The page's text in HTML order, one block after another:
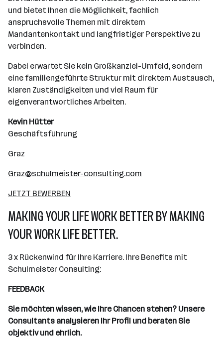
und bietet Ihnen die Möglichkeit, fachlich
anspruchsvolle Themen mit direktem
Mandantenkontakt und langfristiger Perspektive zu
verbinden.
Dabei erwartet Sie kein Großkanzlei-Umfeld, sondern
eine familiengeführte Struktur mit direktem Austausch,
klaren Zuständigkeiten und viel Raum für
eigenverantwortliches Arbeiten.
Kevin Hütter
Geschäftsführung
Graz
Graz@schulmeister-consulting.com
JETZT BEWERBEN
MAKING YOUR LIFE WORK BETTER BY MAKING
YOUR WORK LIFE BETTER.
3 x Rückenwind für Ihre Karriere. Ihre Benefits mit
Schulmeister Consulting:
FEEDBACK
Sie möchten wissen, wie Ihre Chancen stehen? Unsere
Consultants analysieren Ihr Profil und beraten Sie
objektiv und ehrlich.